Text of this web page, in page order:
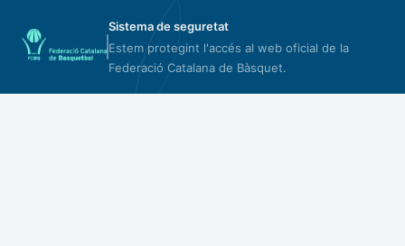
Sistema de seguretat
Estem protegint l'accés al web oficial de la
Federació Catalana de Bàsquet.